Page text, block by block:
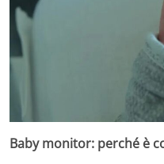
Baby monitor: perché è